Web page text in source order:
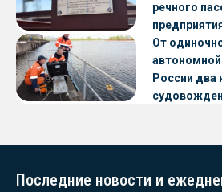
речного
От
России два
Последние новости и